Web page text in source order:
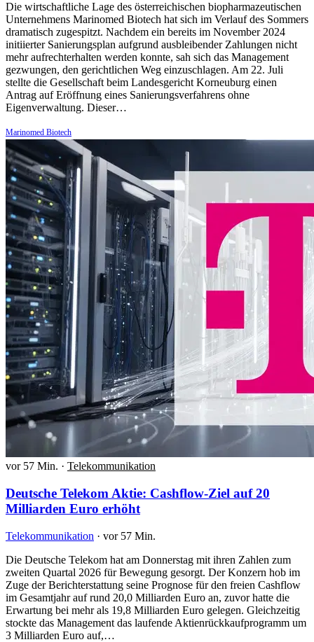
Die wirtschaftliche Lage des österreichischen biopharmazeutischen
Unternehmens Marinomed Biotech hat sich im Verlauf des Sommers
dramatisch zugespitzt. Nachdem ein bereits im November 2024
initiierter Sanierungsplan aufgrund ausbleibender Zahlungen nicht
mehr aufrechterhalten werden konnte, sah sich das Management
gezwungen, den gerichtlichen Weg einzuschlagen. Am 22. Juli
stellte die Gesellschaft beim Landesgericht Korneuburg einen
Antrag auf Eröffnung eines Sanierungsverfahrens ohne
Eigenverwaltung. Dieser…
Marinomed Biotech
vor 57 Min. · Telekommunikation
Deutsche Telekom Aktie: Cashflow-Ziel auf 20
Milliarden Euro erhöht
Telekommunikation · vor 57 Min.
Die Deutsche Telekom hat am Donnerstag mit ihren Zahlen zum
zweiten Quartal 2026 für Bewegung gesorgt. Der Konzern hob im
Zuge der Berichterstattung seine Prognose für den freien Cashflow
im Gesamtjahr auf rund 20,0 Milliarden Euro an, zuvor hatte die
Erwartung bei mehr als 19,8 Milliarden Euro gelegen. Gleichzeitig
stockte das Management das laufende Aktienrückkaufprogramm um
3 Milliarden Euro auf,…